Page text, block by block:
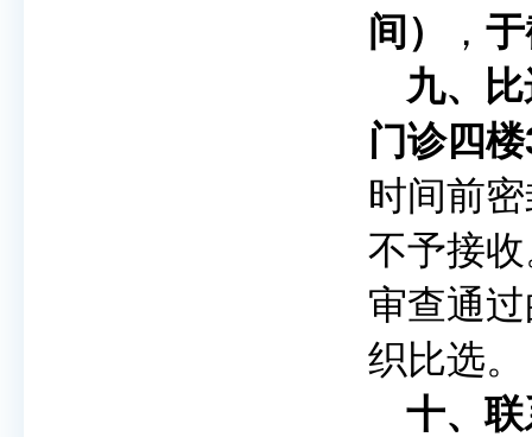
间）
，
九、
门诊四
时间前
不予接
审查通
织比选。
十、